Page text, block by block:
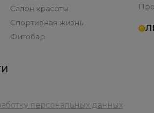
Салон красоты
Спортивная жизнь
Фитобар
персональных данных